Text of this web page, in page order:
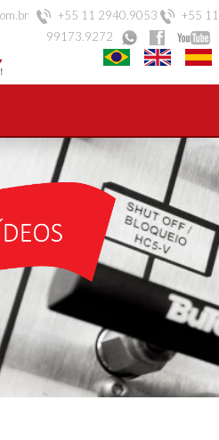
+55 11 2940.9053
+55 11
99173.9272